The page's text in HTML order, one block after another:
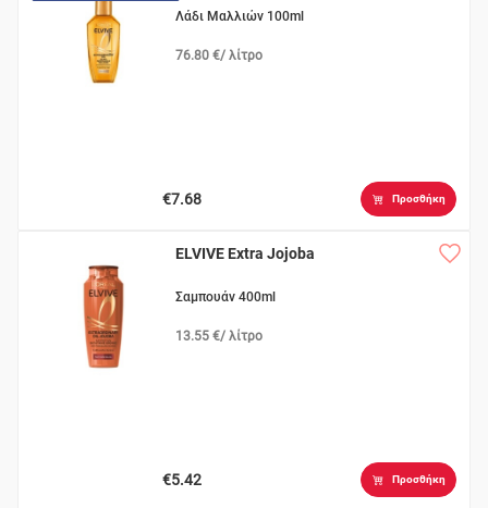
Λάδι Μαλλιών 100ml
76.80 €/ λίτρο
€7.68 Προσθήκη
ELVIVE Extra Jojoba
Σαμπουάν 400ml
13.55 €/ λίτρο
€5.42 Προσθήκη